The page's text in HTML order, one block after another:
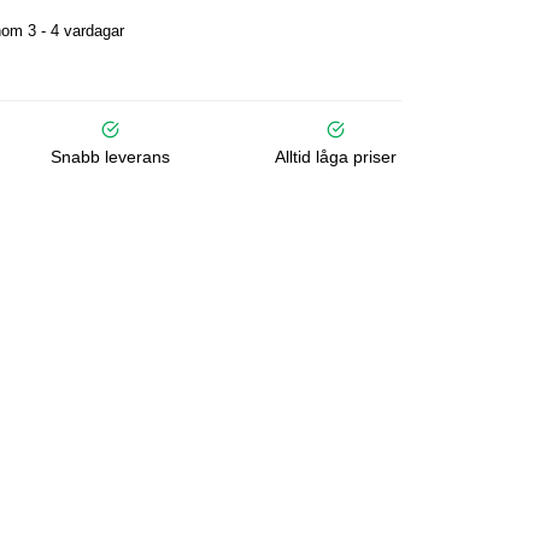
3 - 4 vardagar
Snabb leverans Alltid låga priser